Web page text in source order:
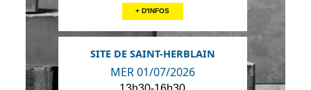
+ D'INFOS
SITE DE SAINT-HERBLAIN
MER 01/07/2026